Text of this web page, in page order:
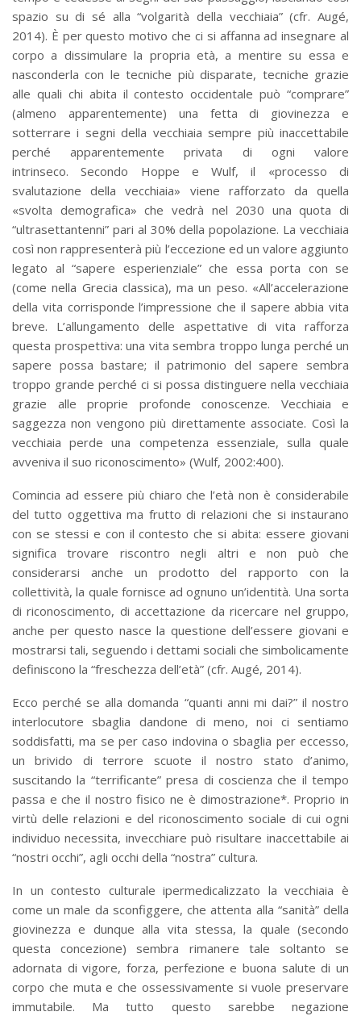
spazio su di sé alla “volgarità della vecchiaia” (cfr. Augé,
2014). È per questo motivo che ci si affanna ad insegnare al
corpo a dissimulare la propria età, a mentire su essa e
nasconderla con le tecniche più disparate, tecniche grazie
alle quali chi abita il contesto occidentale può “comprare”
(almeno apparentemente) una fetta di giovinezza e
sotterrare i segni della vecchiaia sempre più inaccettabile
perché apparentemente privata di ogni valore
intrinseco. Secondo Hoppe e Wulf, il «processo di
svalutazione della vecchiaia» viene rafforzato da quella
«svolta demografica» che vedrà nel 2030 una quota di
“ultrasettantenni” pari al 30% della popolazione. La vecchiaia
così non rappresenterà più l’eccezione ed un valore aggiunto
legato al “sapere esperienziale” che essa porta con se
(come nella Grecia classica), ma un peso. «All’accelerazione
della vita corrisponde l’impressione che il sapere abbia vita
breve. L’allungamento delle aspettative di vita rafforza
questa prospettiva: una vita sembra troppo lunga perché un
sapere possa bastare; il patrimonio del sapere sembra
troppo grande perché ci si possa distinguere nella vecchiaia
grazie alle proprie profonde conoscenze. Vecchiaia e
saggezza non vengono più direttamente associate. Così la
vecchiaia perde una competenza essenziale, sulla quale
avveniva il suo riconoscimento» (Wulf, 2002:400).
Comincia ad essere più chiaro che l’età non è considerabile
del tutto oggettiva ma frutto di relazioni che si instaurano
con se stessi e con il contesto che si abita: essere giovani
significa trovare riscontro negli altri e non può che
considerarsi anche un prodotto del rapporto con la
collettività, la quale fornisce ad ognuno un’identità. Una sorta
di riconoscimento, di accettazione da ricercare nel gruppo,
anche per questo nasce la questione dell’essere giovani e
mostrarsi tali, seguendo i dettami sociali che simbolicamente
definiscono la “freschezza dell’età” (cfr. Augé, 2014).
Ecco perché se alla domanda “quanti anni mi dai?” il nostro
interlocutore sbaglia dandone di meno, noi ci sentiamo
soddisfatti, ma se per caso indovina o sbaglia per eccesso,
un brivido di terrore scuote il nostro stato d’animo,
suscitando la “terrificante” presa di coscienza che il tempo
passa e che il nostro fisico ne è dimostrazione*. Proprio in
virtù delle relazioni e del riconoscimento sociale di cui ogni
individuo necessita, invecchiare può risultare inaccettabile ai
“nostri occhi”, agli occhi della “nostra” cultura.
In un contesto culturale ipermedicalizzato la vecchiaia è
come un male da sconfiggere, che attenta alla “sanità” della
giovinezza e dunque alla vita stessa, la quale (secondo
questa concezione) sembra rimanere tale soltanto se
adornata di vigore, forza, perfezione e buona salute di un
corpo che muta e che ossessivamente si vuole preservare
immutabile. Ma tutto questo sarebbe negazione